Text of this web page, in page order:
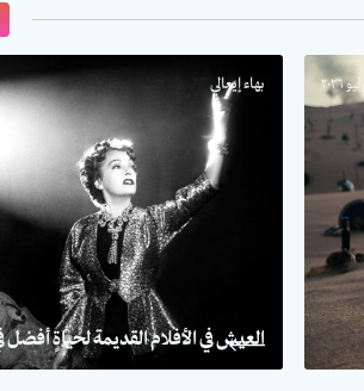
بهاء إيعالي
العيش في الأفلام القديمة لحياةٍ أفضل